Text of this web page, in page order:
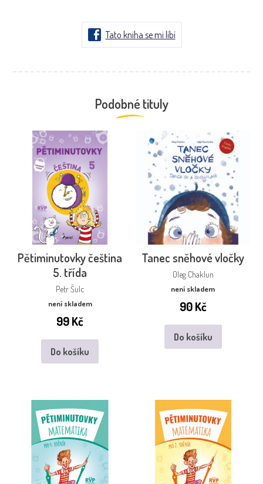
Tato kniha se mi líbí
Podobné tituly
Pětiminutovky čeština
5. třída
Petr Šulc
není skladem
99Kč
Do košíku
Tanec sněhové vločky
Oleg Chaklun
není skladem
90Kč
Do košíku